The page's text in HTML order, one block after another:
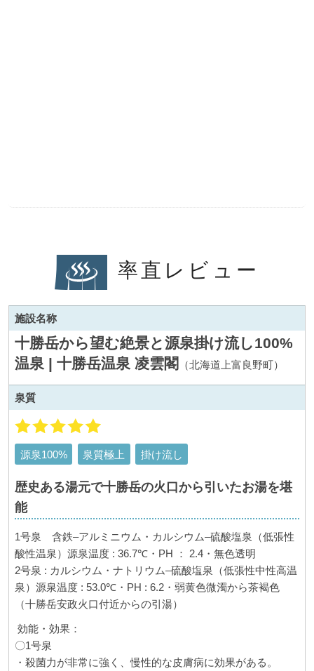
率直レビュー
施設名称
十勝岳から望む絶景と源泉掛け流し100%
温泉 | 十勝岳温泉 凌雲閣
（北海道上富良野町）
泉質
源泉100% 泉質極上 掛け流し
歴史ある湯元で十勝岳の火口から引いたお湯を堪
能
1号泉 含鉄–アルミニウム・カルシウム–硫酸塩泉（低張性
酸性温泉）源泉温度 : 36.7℃・ PH ： 2.4 ・無色透明
2号泉 : カルシウム・ナトリウム–硫酸塩泉（低張性中性高温
泉）源泉温度 : 53.0℃・ PH : 6.2 ・弱黄色微濁から茶褐色
（十勝岳安政火口付近からの引湯）
効能・効果：
〇1号泉
・殺菌力が非常に強く、慢性的な皮膚病に効果がある。